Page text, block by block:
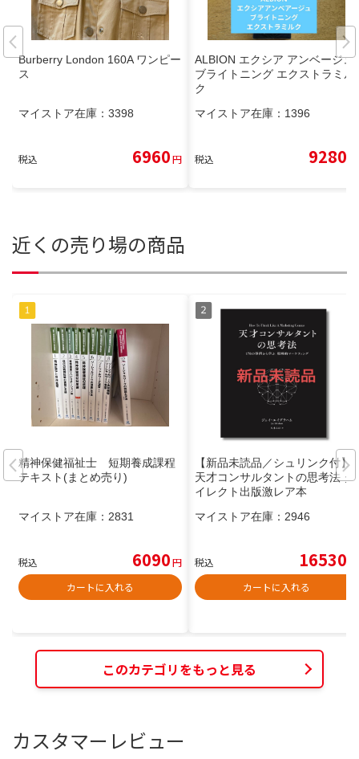
Burberry London 160A ワンピー
ス
マイストア在庫： 3398
税込 6960円
ALBION エクシア アンベージュ
ブライトニング エクストラミル
ク
マイストア在庫： 1396
税込 9280
近くの売り場の商品
精神保健福祉士 短期養成課程
テキスト(まとめ売り)
マイストア在庫： 2831
税込 6090円
カートに入れる
【新品未読品／シュリンク付】
天才コンサルタントの思考法 ダ
イレクト出版激レア本
マイストア在庫： 2946
税込 16530
カートに入れる
このカテゴリをもっと見る
カスタマーレビュー